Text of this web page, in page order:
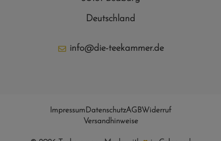
Deutschland
info@die-teekammer.de
Impressum DatenschutzAGBWiderruf
Versandhinweise